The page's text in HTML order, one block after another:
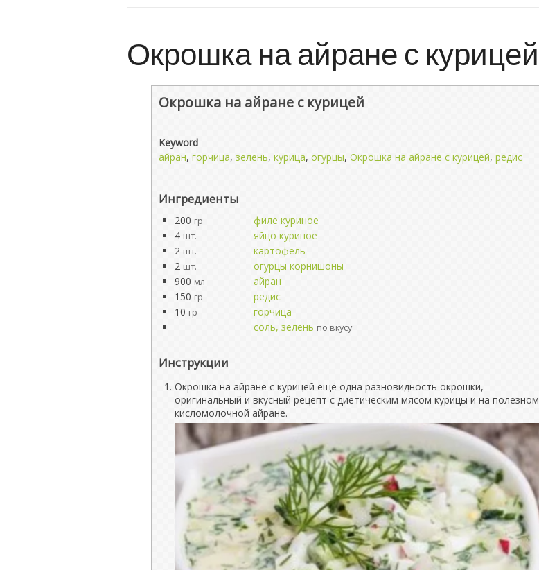
Окрошка на айране с курицей
Окрошка на айране с курицей
Keyword
айран, горчица, зелень, курица, огурцы, Окрошка на айране с курицей, редис
Ингредиенты
200 гр
филе куриное
4 шт.
яйцо куриное
2 шт.
картофель
2 шт.
огурцы корнишоны
900 мл
айран
150 гр
редис
10 гр
горчица
соль, зелень по вкусу
Инструкции
Окрошка на айране с курицей ещё одна разновидность окрошки,
оригинальный и вкусный рецепт с диетическим мясом курицы и на полезном
кисломолочной айране.